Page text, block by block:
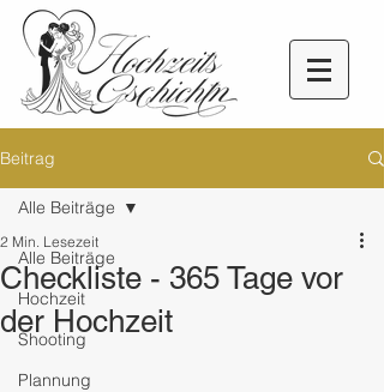
Beitrag
Alle Beiträge
Hochzeit
Shooting
Plannung
Alle Beiträge
Checkliste - 365 Tage vor
der Hochzeit
2 Min. Lesezeit